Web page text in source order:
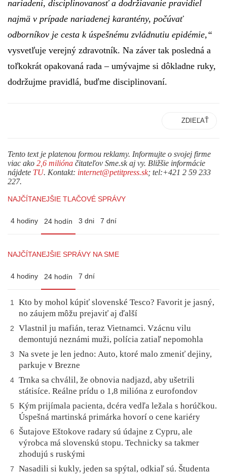
nariadení, disciplinovanosť a dodržiavanie pravidiel
najmä v prípade nariadenej karantény, počúvať
odborníkov je cesta k úspešnému zvládnutiu epidémie,“
vysvetľuje verejný zdravotník. Na záver tak posledná a
toľkokrát opakovaná rada – umývajme si dôkladne ruky,
dodržujme pravidlá, buďme disciplinovaní.
ZDIEĽAŤ
Tento text je platenou formou reklamy. Informujte o svojej firme
viac ako 2,6 milióna čitateľov Sme.sk aj vy. Bližšie informácie
nájdete TU. Kontakt: internet@petitpress.sk; tel:+421 2 59 233
227.
NAJČÍTANEJŠIE TLAČOVÉ SPRÁVY
4 hodiny 24 hodín 3 dni 7 dní
NAJČÍTANEJŠIE SPRÁVY NA SME
4 hodiny 24 hodín 7 dní
1
Kto by mohol kúpiť slovenské Tesco? Favorit je jasný,
no záujem môžu prejaviť aj ďalší
2
Vlastnil ju mafián, teraz Vietnamci. Vzácnu vilu
demontujú neznámi muži, polícia zatiaľ nepomohla
3
Na svete je len jedno: Auto, ktoré malo zmeniť dejiny,
parkuje v Brezne
4 Trnka sa chválil, že obnovia nadjazd, aby ušetrili
státisíce. Reálne prídu o 1,8 milióna z eurofondov
5
Kým prijímala pacienta, dcéra vedľa ležala s horúčkou.
Úspešná martinská primárka hovorí o cene kariéry
6
Šutajove Eštokove radary sú údajne z Cypru, ale
výrobca má slovenskú stopu. Technicky sa takmer
zhodujú s ruskými
7
Nasadili si kukly, jeden sa spýtal, odkiaľ sú. Študenta